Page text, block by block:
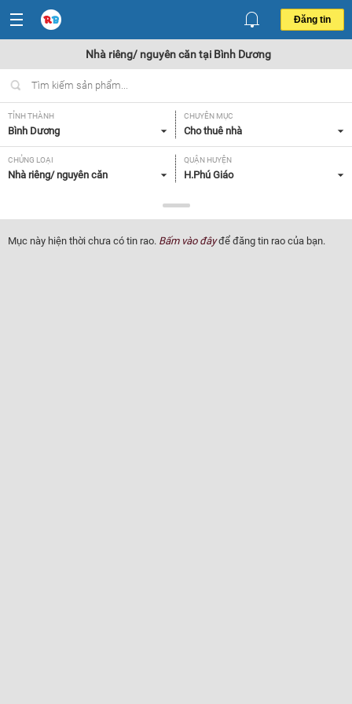
Đăng tin
Nhà riêng/ nguyên căn tại Bình Dương
TỈNH THÀNH
Bình Dương
CHUYÊN MỤC
Cho thuê nhà
CHỦNG LOẠI
Nhà riêng/ nguyên căn
QUẬN HUYỆN
H.Phú Giáo
Tất cả
DIỆN TÍCH
Tất cả
SỐ PHÒNG NGỦ TIỆN ÍCH
Mục này hiện thời chưa có tin rao. Bấm vào đâyđể đăng tin rao của bạn.